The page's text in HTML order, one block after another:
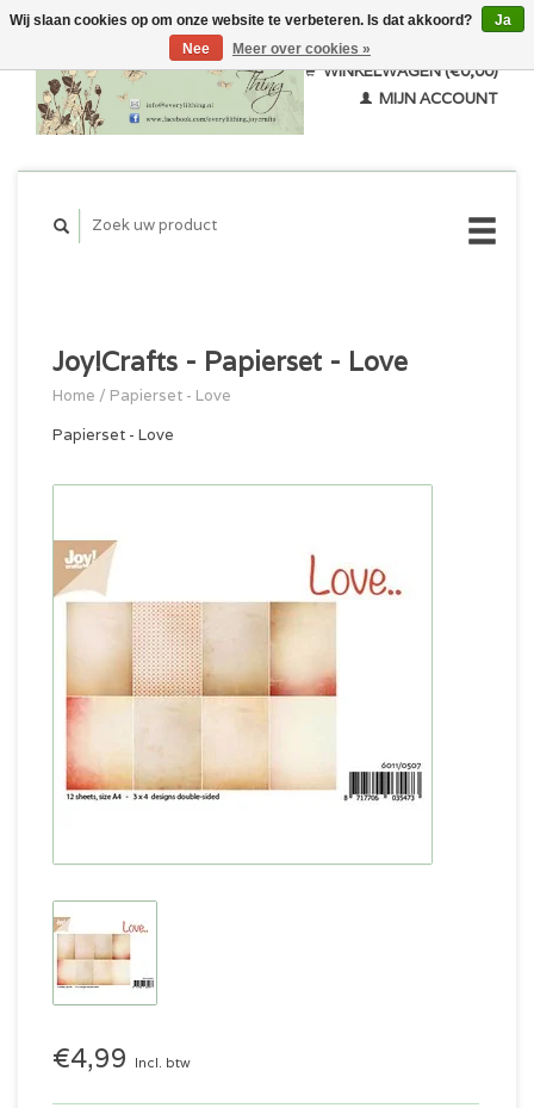
WINKELWAGEN (€0,00)
MIJN ACCOUNT
Joy!Crafts - Papierset - Love
Home / Papierset - Love
Papierset - Love
€4,99 Incl. btw
Wij slaan cookies op om onze website te verbeteren. Is dat akkoord?
Ja
Nee
Meer over cookies »